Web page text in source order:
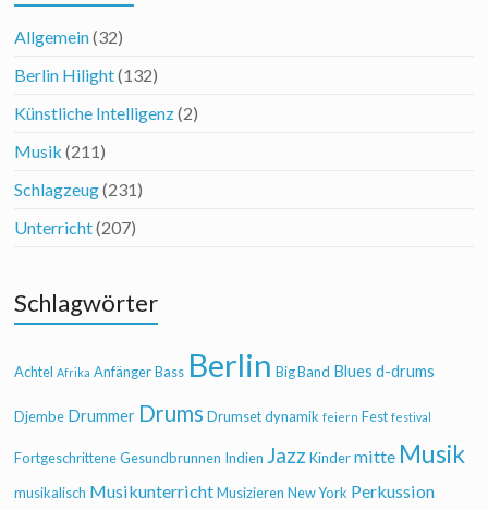
Allgemein(32)
Berlin Hilight(132)
Künstliche Intelligenz(2)
Musik (211)
Schlagzeug(231)
Unterricht(207)
Schlagwörter
Achtel Afrika Anfänger Bass Berlin Big Band Blues d-drums
Djembe Drummer Drums Drumset dynamik feiern Fest festival
Fortgeschrittene Gesundbrunnen Indien Jazz Kinder mitte Musik
musikalisch Musikunterricht Musizieren New York Perkussion